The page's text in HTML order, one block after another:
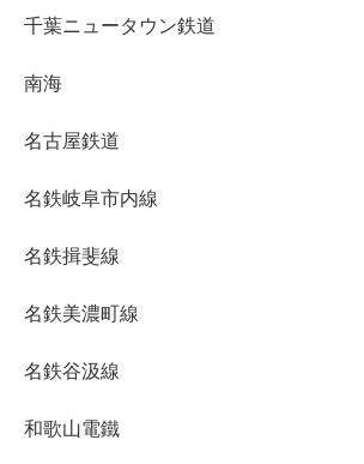
千葉ニュータウン鉄道
南海
名古屋鉄道
名鉄岐阜市内線
名鉄揖斐線
名鉄美濃町線
名鉄谷汲線
和歌山電鐵